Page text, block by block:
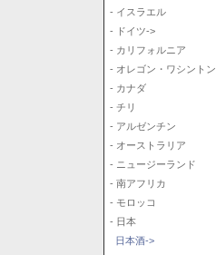
- イスラエル
- ドイツ->
- カリフォルニア
- オレゴン・ワシントン
- カナダ
- チリ
- アルゼンチン
- オーストラリア
- ニュージーランド
- 南アフリカ
- モロッコ
- 日本
日本酒->